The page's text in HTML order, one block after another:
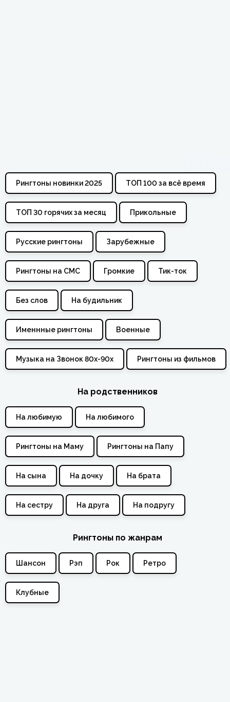
Рингтоны новинки 2025 ТОП 100 за всё время
ТОП 30 горячих за месяц Прикольные
Русские рингтоны Зарубежные
Рингтоны на СМС Громкие Тик-ток
Без слов На будильник
Именнные рингтоны Военные
Музыка на Звонок 80х-90х Рингтоны из фильмов
На родственников
На любимую На любимого
Рингтоны на Маму Рингтоны на Папу
На сына На дочку На брата
На сестру На друга На подругу
Рингтоны по жанрам
Шансон Рэп Рок Ретро
Клубные